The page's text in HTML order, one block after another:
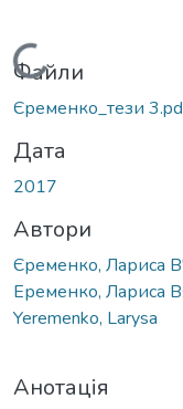
Вантажиться...
Файли
Єременко_тези
Дата
2017
Автори
Єременко, Лариса
Еременко, Лариса
Yeremenko, Larysa
Анотація